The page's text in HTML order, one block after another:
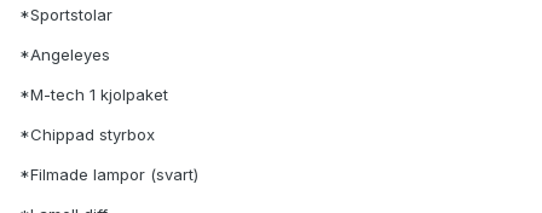
*Sportstolar
*Angeleyes
*M-tech 1 kjolpaket
*Chippad styrbox
*Filmade lampor (svart)